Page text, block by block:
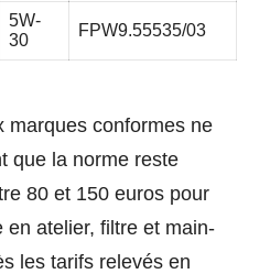
5W-
30
FPW9.55535/03
marques conformes ne
que la norme reste
80 et 150 euros pour
en atelier, filtre et main-
les tarifs relevés en